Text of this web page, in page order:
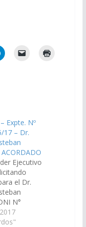
Expte. Nº
17 – Dr.
Ejecutivo
el Dr.
N°
en el cargo
Tribunal de